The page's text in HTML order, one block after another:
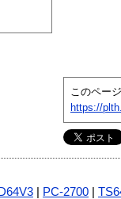
このページ
https://
PC-2700